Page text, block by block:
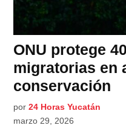
ONU protege
migratorias en
conservación
por 24 Horas Yucatán
marzo 29, 2026